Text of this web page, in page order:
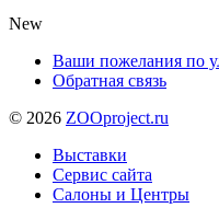
New
Ваши пожелания по
Обратная связь
© 2026 ZOOproject.ru
Выставки
Сервис сайта
Салоны и Центры